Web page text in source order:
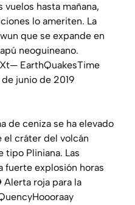
hasta mañana,
lo ameriten. La
que se expande en
neoguineano.
EarthQuakesTime
junio de 2019
de ceniza se ha elevado
el cráter del volcán
tipo Pliniana. Las
fuerte explosión horas
roja para la